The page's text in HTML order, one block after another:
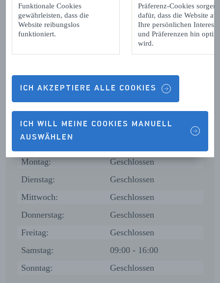
Funktionale Cookies
gewährleisten, dass die
Website reibungslos
funktioniert.
Präferenz-Cookies sorgen
dafür, dass die Website auf
Ihre persönlichen
und Präferenzen hin
wird.
ICH AKZEPTIERE ALLE COOKIES
ICH WILL MEINE COOKIES MANUELL
AUSWÄHLEN
ÖFFNUNGSZEITEN
Montag:
09:00 - 17:30
Donnerstag:
09:00 - 17:30
Freitag:
09:00 - 17:30
Samstag:
Geschlossen
Sonntag:
Montag:
Geschlossen
Dienstag:
Geschlossen
Mittwoch:
Geschlossen
Donnerstag:
Geschlossen
Freitag:
Geschlossen
Samstag:
09:00 - 16:00
Sonntag:
Geschlossen